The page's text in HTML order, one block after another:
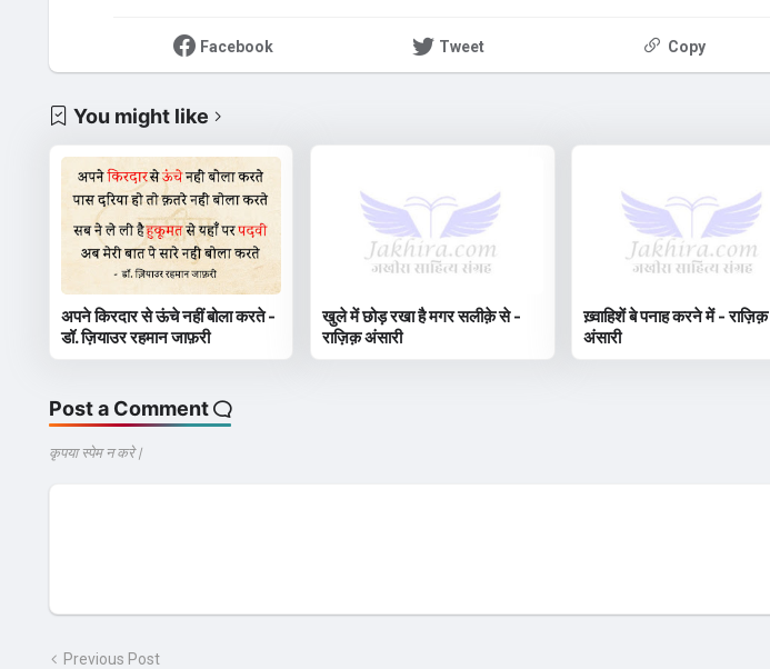
Facebook Tweet Copy
You might like
अपने किरदार से ऊंचे नहीं बोला करते -
डॉ. ज़ियाउर रहमान जाफ़री
खुले में छोड़ रखा है मगर सलीक़े से -
राज़िक़ अंसारी
ख़्वाहिशें बे पनाह करने में - राज़िक़
अंसारी
Post a Comment
कृपया स्पेम न करे |
Previous Post